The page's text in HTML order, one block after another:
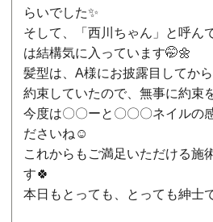
らいでした✨
そして、「西川ちゃん」と呼ん
は結構気に入っています🤭🌼
髪型は、A様にお披露目してか
約束していたので、無事に約束
今度は〇〇ーと〇〇〇ネイルの
ださいね☺️
これからもご満足いただける施
す🍀
本日もとっても、とっても紳士